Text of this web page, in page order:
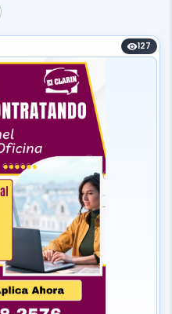
127